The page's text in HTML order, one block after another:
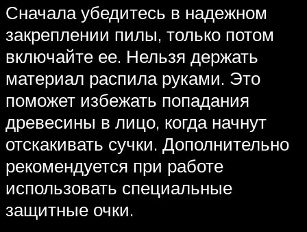
Сначала убедитесь в надежном
закреплении пилы, только потом
включайте ее. Нельзя держать
материал распила руками. Это
поможет избежать попадания
древесины в лицо, когда начнут
отскакивать сучки. Дополнительно
рекомендуется при работе
использовать специальные
защитные очки.